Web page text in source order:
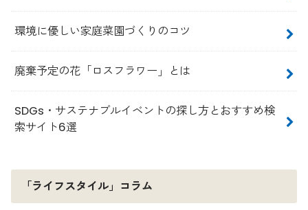
環境に優しい家庭菜園づくりのコツ
廃棄予定の花「ロスフラワー」とは
SDGs・サステナブルイベントの探し方とおすすめ検
索サイト6選
「ライフスタイル」コラム